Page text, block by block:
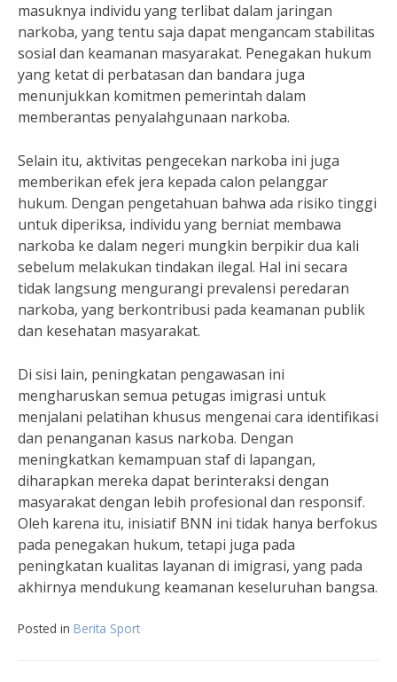
masuknya individu yang terlibat dalam jaringan
narkoba, yang tentu saja dapat mengancam stabilitas
sosial dan keamanan masyarakat. Penegakan hukum
yang ketat di perbatasan dan bandara juga
menunjukkan komitmen pemerintah dalam
memberantas penyalahgunaan narkoba.
Selain itu, aktivitas pengecekan narkoba ini juga
memberikan efek jera kepada calon pelanggar
hukum. Dengan pengetahuan bahwa ada risiko tinggi
untuk diperiksa, individu yang berniat membawa
narkoba ke dalam negeri mungkin berpikir dua kali
sebelum melakukan tindakan ilegal. Hal ini secara
tidak langsung mengurangi prevalensi peredaran
narkoba, yang berkontribusi pada keamanan publik
dan kesehatan masyarakat.
Di sisi lain, peningkatan pengawasan ini
mengharuskan semua petugas imigrasi untuk
menjalani pelatihan khusus mengenai cara identifikasi
dan penanganan kasus narkoba. Dengan
meningkatkan kemampuan staf di lapangan,
diharapkan mereka dapat berinteraksi dengan
masyarakat dengan lebih profesional dan responsif.
Oleh karena itu, inisiatif BNN ini tidak hanya berfokus
pada penegakan hukum, tetapi juga pada
peningkatan kualitas layanan di imigrasi, yang pada
akhirnya mendukung keamanan keseluruhan bangsa.
Posted in Berita Sport